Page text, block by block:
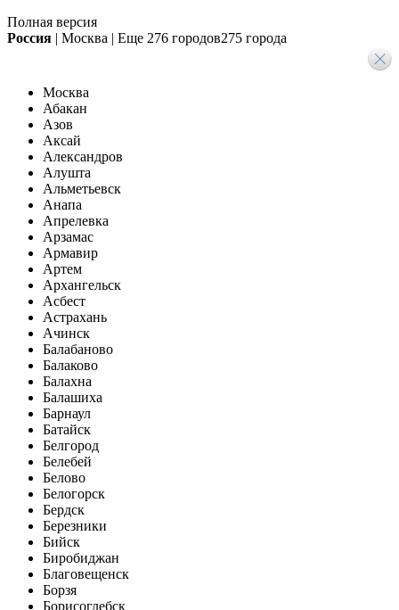
Полная версия
Россия | Москва | Еще 276 городов275 города
Москва
Абакан
Азов
Аксай
Александров
Алушта
Альметьевск
Анапа
Апрелевка
Арзамас
Армавир
Артем
Архангельск
Асбест
Астрахань
Ачинск
Балабаново
Балаково
Балахна
Балашиха
Барнаул
Батайск
Белгород
Белебей
Белово
Белогорск
Бердск
Березники
Бийск
Биробиджан
Благовещенск
Борзя
Борисоглебск